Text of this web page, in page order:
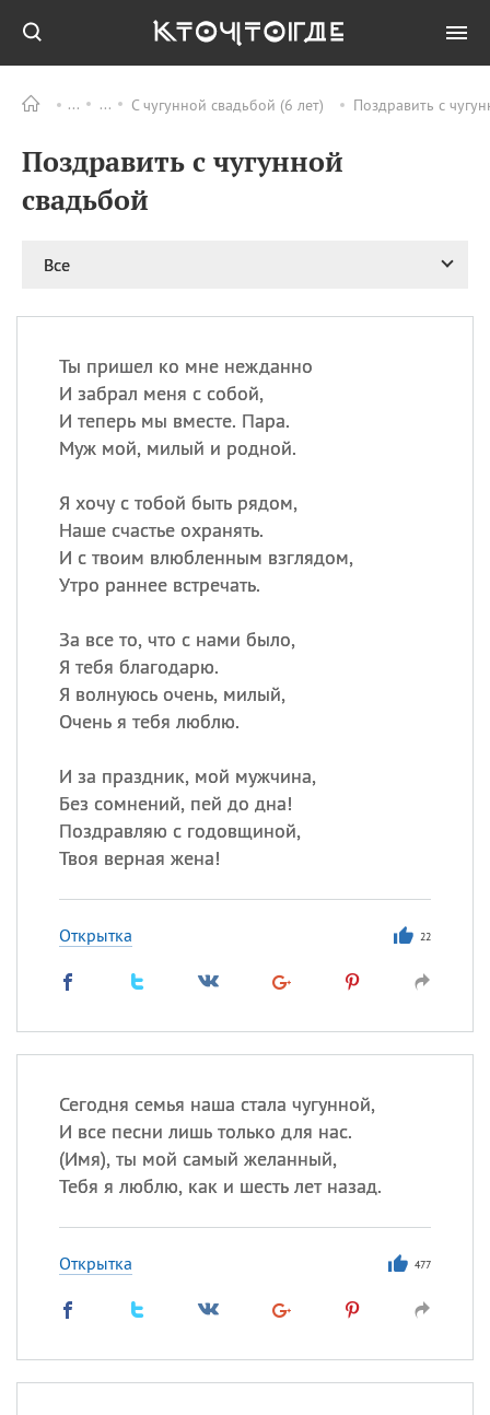
С чугунной свадьбой (6 лет) Поздравить с
Поздравить с чугунной
свадьбой
Все
Ты пришел ко мне нежданно
И забрал меня с собой,
И теперь мы вместе. Пара.
Муж мой, милый и родной.
Я хочу с тобой быть рядом,
Наше счастье охранять.
И с твоим влюбленным взглядом,
Утро раннее встречать.
За все то, что с нами было,
Я тебя благодарю.
Я волнуюсь очень, милый,
Очень я тебя люблю.
И за праздник, мой мужчина,
Без сомнений, пей до дна!
Поздравляю с годовщиной,
Твоя верная жена!
Открытка 22
Сегодня семья наша стала чугунной,
И все песни лишь только для нас.
(Имя), ты мой самый желанный,
Тебя я люблю, как и шесть лет назад.
Открытка 477
ПРАЗДНИКИ Все
09.08 День памяти жертв
день
рисового пудинга
09.08
(Smokey Bear Day)
Сегодня празднуют именины
Сергей
Посмотреть значение